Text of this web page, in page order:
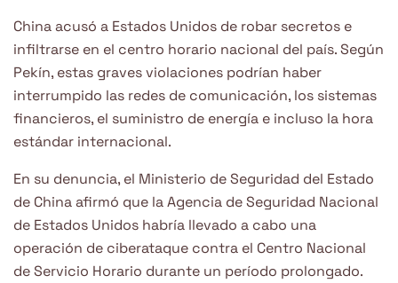
China acusó a Estados Unidos de robar secretos e
infiltrarse en el centro horario nacional del país. Según
Pekín, estas graves violaciones podrían haber
interrumpido las redes de comunicación, los sistemas
financieros, el suministro de energía e incluso la hora
estándar internacional.
En su denuncia, el Ministerio de Seguridad del Estado
de China afirmó que la Agencia de Seguridad Nacional
de Estados Unidos habría llevado a cabo una
operación de ciberataque contra el Centro Nacional
de Servicio Horario durante un período prolongado.